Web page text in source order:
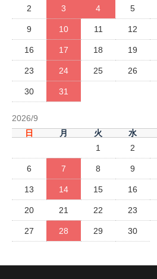
2 3 4 5
9 10 11 12
16 17 18 19
23 24 25 26
30 31
2026/9
日
月 火 水
1
2
6 7 8 9
13 14 15 16
20 21 22 23
27 28 29 30